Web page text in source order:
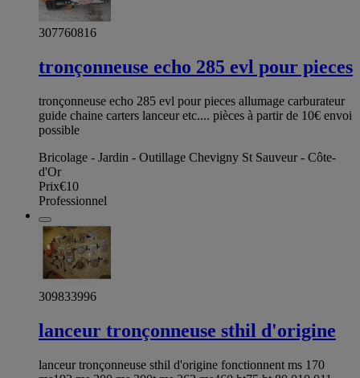
307760816
tronçonneuse echo 285 evl pour pieces
tronçonneuse echo 285 evl pour pieces allumage carburateur
guide chaine carters lanceur etc.... pièces à partir de 10€ envoi
possible
Bricolage - Jardin - Outillage Chevigny St Sauveur - Côte-
d'Or
Prix€10
Professionnel
309833996
lanceur tronçonneuse sthil d'origine
lanceur tronçonneuse sthil d'origine fonctionnent ms 170